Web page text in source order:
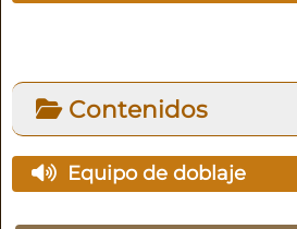
Contenidos
Equipo de doblaje